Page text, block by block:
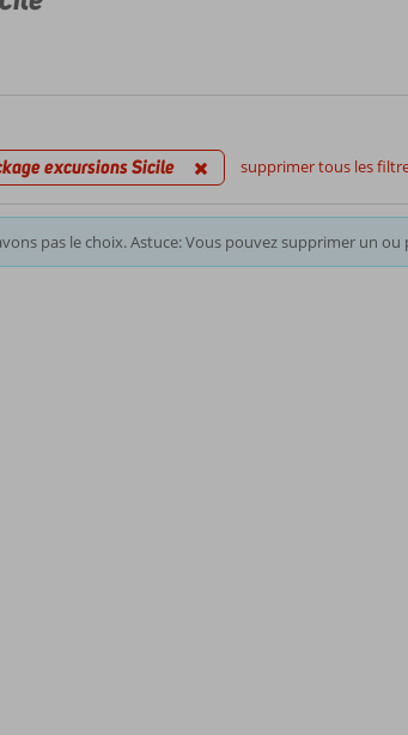
excursions Sicile supprimer tous les
pas le choix. Astuce: Vous pouvez supprimer un